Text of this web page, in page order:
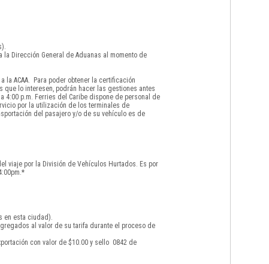
Dirección General de Aduanas al momento de
la ACAA. Para poder obtener la certificación
que lo interesen, podrán hacer las gestiones antes
4:00 p.m. Ferries del Caribe dispone de personal de
por la utilización de los terminales de
del pasajero y/o de su vehículo es de
viaje por la División de Vehículos Hurtados. Es por
en esta ciudad).
al valor de su tarifa durante el proceso de
con valor de $10.00 y sello 0842 de